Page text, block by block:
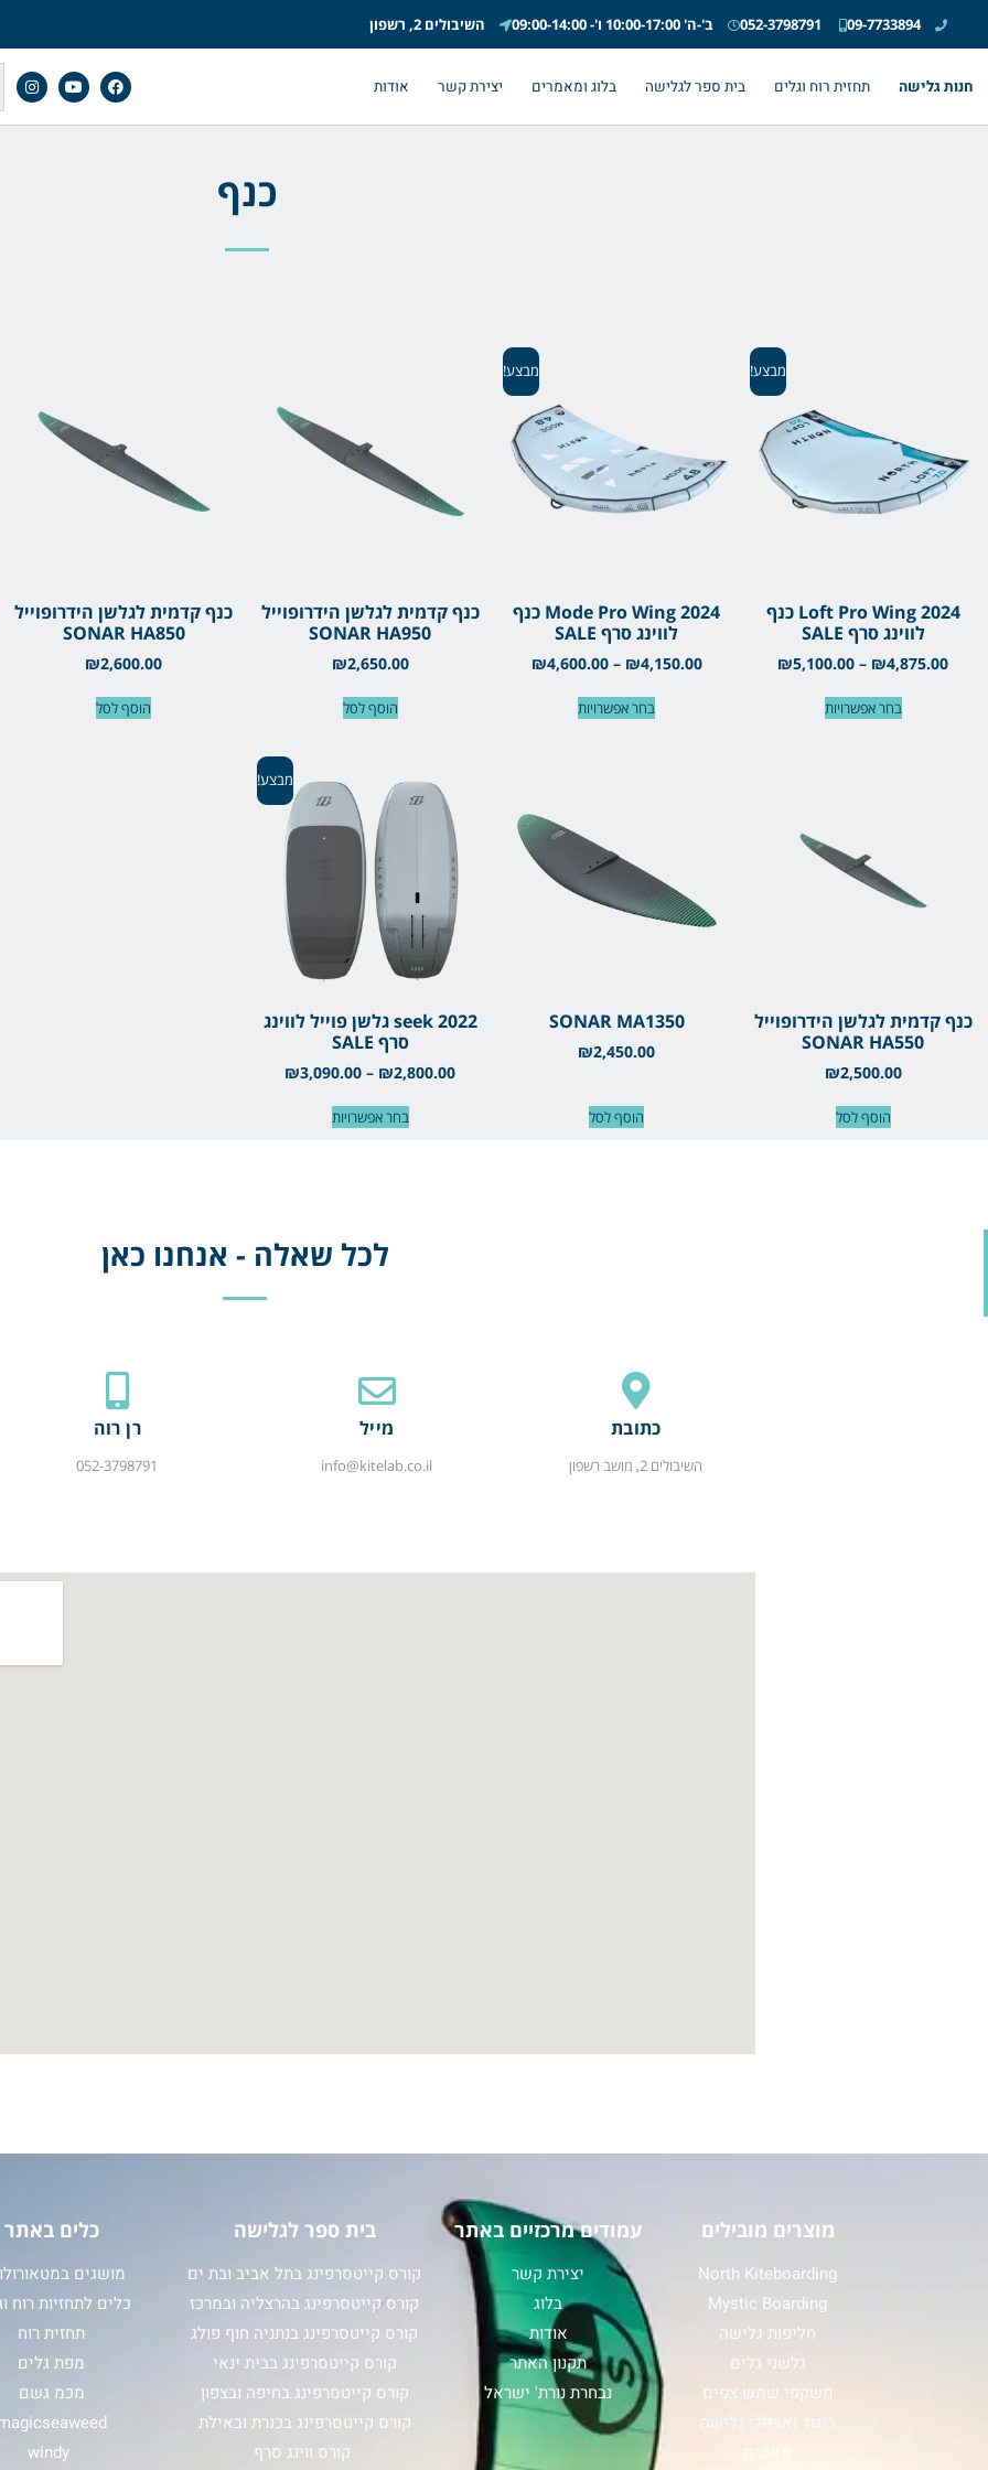
09-7733894
052-3798791 ב'-ה' 10:00-17:00 ו'- 09:00-14:00 השיבולים 2, רשפון
חנות גלישה תחזית רוח וגלים בית ספר לגלישה בלוג ומאמרים יצירת קשר אודות
כנף
מבצע!
Loft Pro Wing 2024 כנף
לווינג סרף SALE
₪4,875.00
–
₪5,100.00
בחר אפשרויות
מבצע!
Mode Pro Wing 2024 כנף
לווינג סרף SALE
₪4,150.00
–
₪4,600.00
בחר אפשרויות
כנף קדמית לגלשן הידרופוייל
SONAR HA950
₪2,650.00
הוסף לסל
כנף קדמית לגלשן הידרופוייל
SONAR HA850
₪2,600.00
הוסף לסל
כנף קדמית לגלשן הידרופוייל
SONAR HA550
₪2,500.00
הוסף לסל
SONAR MA1350
₪2,450.00
הוסף לסל
מבצע!
seek 2022 גלשן פוייל לווינג
סרף SALE
₪2,800.00
–
₪3,090.00
בחר אפשרויות
לכל שאלה - אנחנו כאן
כתובת
השיבולים 2, מושב רשפון
מייל
info@kitelab.co.il
רן רוה
052-3798791
מוצרים מובילים
North Kiteboarding
Mystic Boarding
חליפות גלישה
גלשני גלים
משקפי שמש צפים
ביגוד ואביזרי גלישה
סאפים
עמודים מרכזיים באתר
יצירת קשר
בלוג
אודות
תקנון האתר
נבחרת נורת' ישראל
בית ספר לגלישה
קורס קייטסרפינג בתל אביב ובת ים
קורס קייטסרפינג בהרצליה ובמרכז
קורס קייטסרפינג בנתניה חוף פולג
קורס קייטסרפינג בבית ינאי
קורס קייטסרפינג בחיפה ובצפון
קורס קייטסרפינג בכנרת ובאילת
קורס ווינג סרף
כלים באתר
מושגים
כלים לתחזיות רוח
תחזית רוח
מפת גלים
מכמ גשם
windy